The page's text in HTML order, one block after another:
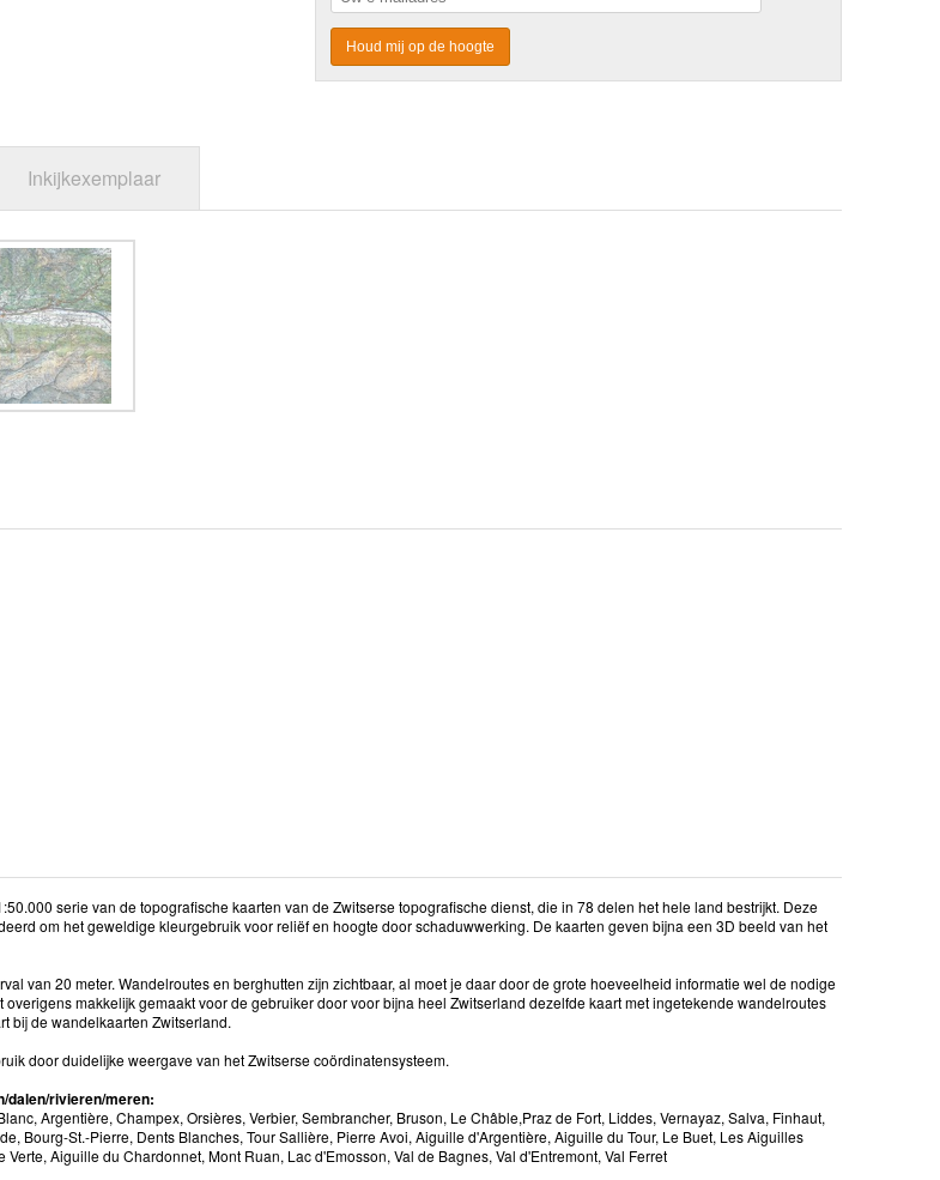
Houd mij op de hoogte
Inkijkexemplaar
serie van de topografische kaarten van de Zwitserse topografische dienst, die in 78 delen het hele land bestrijkt. Deze
om het geweldige kleurgebruik voor reliëf en hoogte door schaduwwerking. De kaarten geven bijna een 3D beeld van het
van 20 meter. Wandelroutes en berghutten zijn zichtbaar, al moet je daar door de grote hoeveelheid informatie wel de nodige
makkelijk gemaakt voor de gebruiker door voor bijna heel Zwitserland dezelfde kaart met ingetekende wandelroutes
bij de wandelkaarten Zwitserland.
door duidelijke weergave van het Zwitserse coördinatensysteem.
dalen/rivieren/meren:
Argentière, Champex, Orsières, Verbier, Sembrancher, Bruson, Le Châble,Praz de Fort, Liddes, Vernayaz, Salva, Finhaut,
Bourg-St.-Pierre, Dents Blanches, Tour Sallière, Pierre Avoi, Aiguille d'Argentière, Aiguille du Tour, Le Buet, Les Aiguilles
Aiguille du Chardonnet, Mont Ruan, Lac d'Emosson, Val de Bagnes, Val d'Entremont, Val Ferret